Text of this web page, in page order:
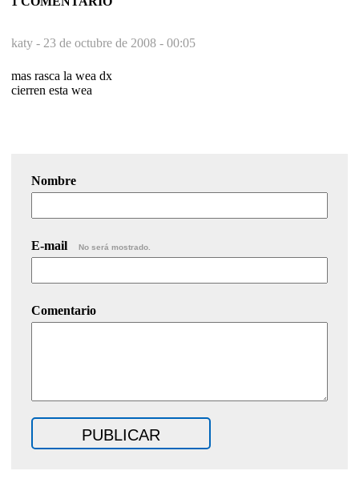
katy - 23 de octubre de 2008 - 00:05
mas rasca la wea dx
cierren esta wea
Nombre
E-mail No será mostrado.
Comentario